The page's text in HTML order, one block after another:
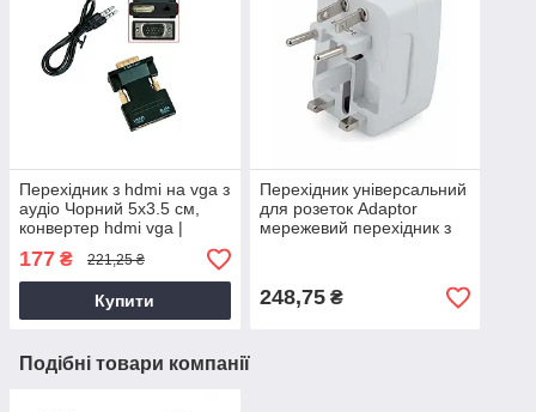
Перехідник з hdmi на vga з
аудіо Чорний 5х3.5 см,
конвертер hdmi vga |
переходник hdmi на vga
177 ₴ 221,25 ₴
Купити
Перехідник універсальний
для розеток Adaptor
мережевий перехідник з
248,75₴
Подібні товари компанії